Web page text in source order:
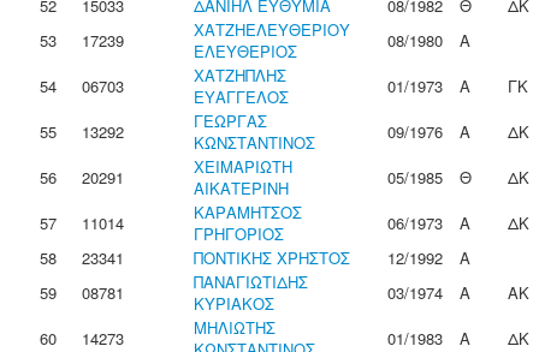
52
15033 ΔΑΝΙΗΛ ΕΥΘΥΜΙΑ 08/1982 Θ
ΔΚ
53
17239
ΧΑΤΖΗΕΛΕΥΘΕΡΙΟΥ
ΕΛΕΥΘΕΡΙΟΣ
08/1980
Α
54
06703
ΧΑΤΖΗΠΛΗΣ
ΕΥΑΓΓΕΛΟΣ
01/1973 Α
ΓΚ
55
13292
ΓΕΩΡΓΑΣ
ΚΩΝΣΤΑΝΤΙΝΟΣ
09/1976 Α
ΔΚ
56
20291
ΧΕΙΜΑΡΙΩΤΗ
ΑΙΚΑΤΕΡΙΝΗ
05/1985 Θ
ΔΚ
57
11014
ΚΑΡΑΜΗΤΣΟΣ
ΓΡΗΓΟΡΙΟΣ
06/1973 Α
ΔΚ
58
23341 ΠΟΝΤΙΚΗΣ ΧΡΗΣΤΟΣ 12/1992
Α
59
08781
ΠΑΝΑΓΙΩΤΙΔΗΣ
ΚΥΡΙΑΚΟΣ
03/1974 Α
ΑΚ
60
14273
ΜΗΛΙΩΤΗΣ
01/1983 Α ΔΚ